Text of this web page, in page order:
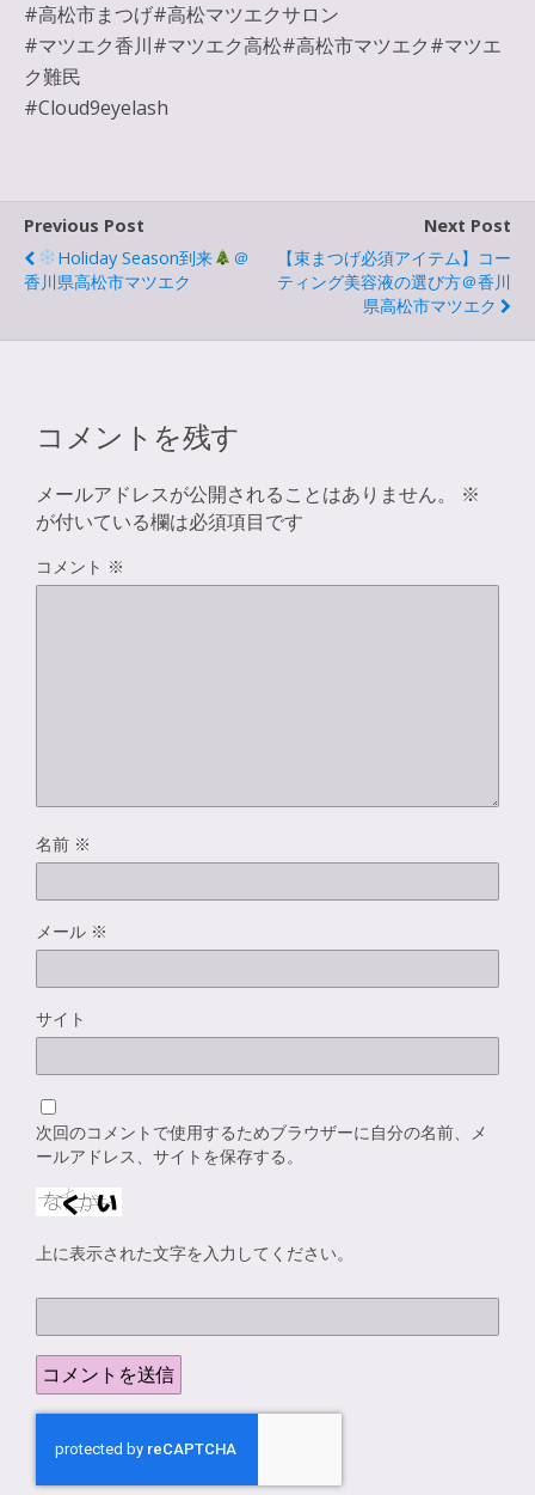
#高松市まつげ#高松マツエクサロン
#マツエク香川#マツエク高松#高松市マツエク#マツエ
ク難民
#Cloud9eyelash
Previous Post
Holiday Season到来
＠
香川県高松市マツエク
Next Post
【束まつげ必須アイテム】コー
ティング美容液の選び方＠香川
県高松市マツエク
コメントを残す
メールアドレスが公開されることはありません。
※
が付いている欄は必須項目です
コメント ※
名前 ※
メール ※
サイト
次回のコメントで使用するためブラウザーに自分の名前、メ
ールアドレス、サイトを保存する。
上に表示された文字を入力してください。